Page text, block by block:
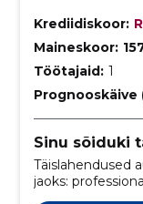
Krediidiskoor:
Maineskoor:
Töötajaid: 1
Prognooskäive
Sinu sõiduki
Täislahendused
jaoks: